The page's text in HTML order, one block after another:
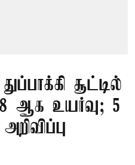
சூட்டில்
ஆக உயர்வு; 5